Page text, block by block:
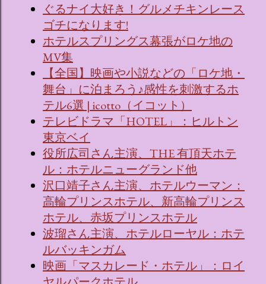
ぐるナイ大好き！グルメチキンレース
ゴチになります!
ホテルスプリングス幕張がロケ地の
MV集
【全国】映画や小説などの「ロケ地・
舞台」に泊まろう♪感性を刺激するホ
テル6選 | icotto（イコット）
テレビドラマ「HOTEL」：ヒルトン
東京ベイ
役所広司さん主演、THE 有頂天ホテ
ル：ホテルニューグランド他
沢口靖子さん主演、ホテルウーマン：
高輪プリンスホテル、新高輪プリンス
ホテル、赤坂プリンスホテル
波瑠さん主演、ホテルローヤル：ホテ
ルバッキンガム
映画「マスカレード・ホテル」：ロイ